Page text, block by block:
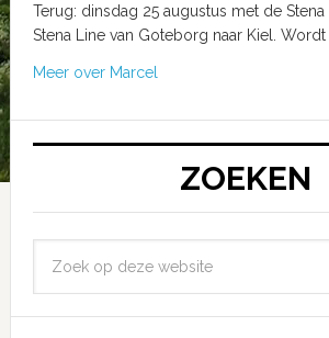
Terug: dinsdag 25 augustus met de
Stena Line van Goteborg naar Kiel. Wordt
Meer over Marcel
ZOEKEN